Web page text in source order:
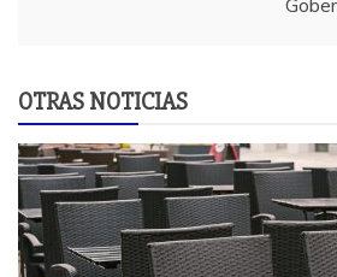
OTRAS NOTICIAS